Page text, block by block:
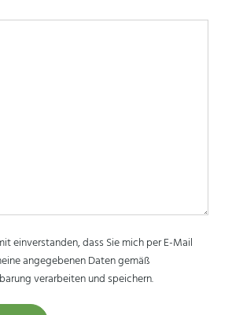
einverstanden, dass Sie mich per E-Mail
angegebenen Daten gemäß
verarbeiten und speichern.